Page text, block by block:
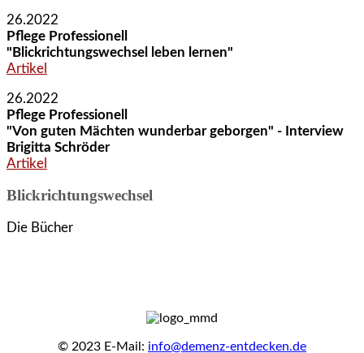
26.2022
Pflege Professionell
"Blickrichtungswechsel leben lernen"
Artikel
26.2022
Pflege Professionell
"Von guten Mächten wunderbar geborgen" - Interview
Brigitta Schröder
Artikel
Blickrichtungswechsel
Die Bücher
© 2023 E-Mail: info@demenz-entdecken.de